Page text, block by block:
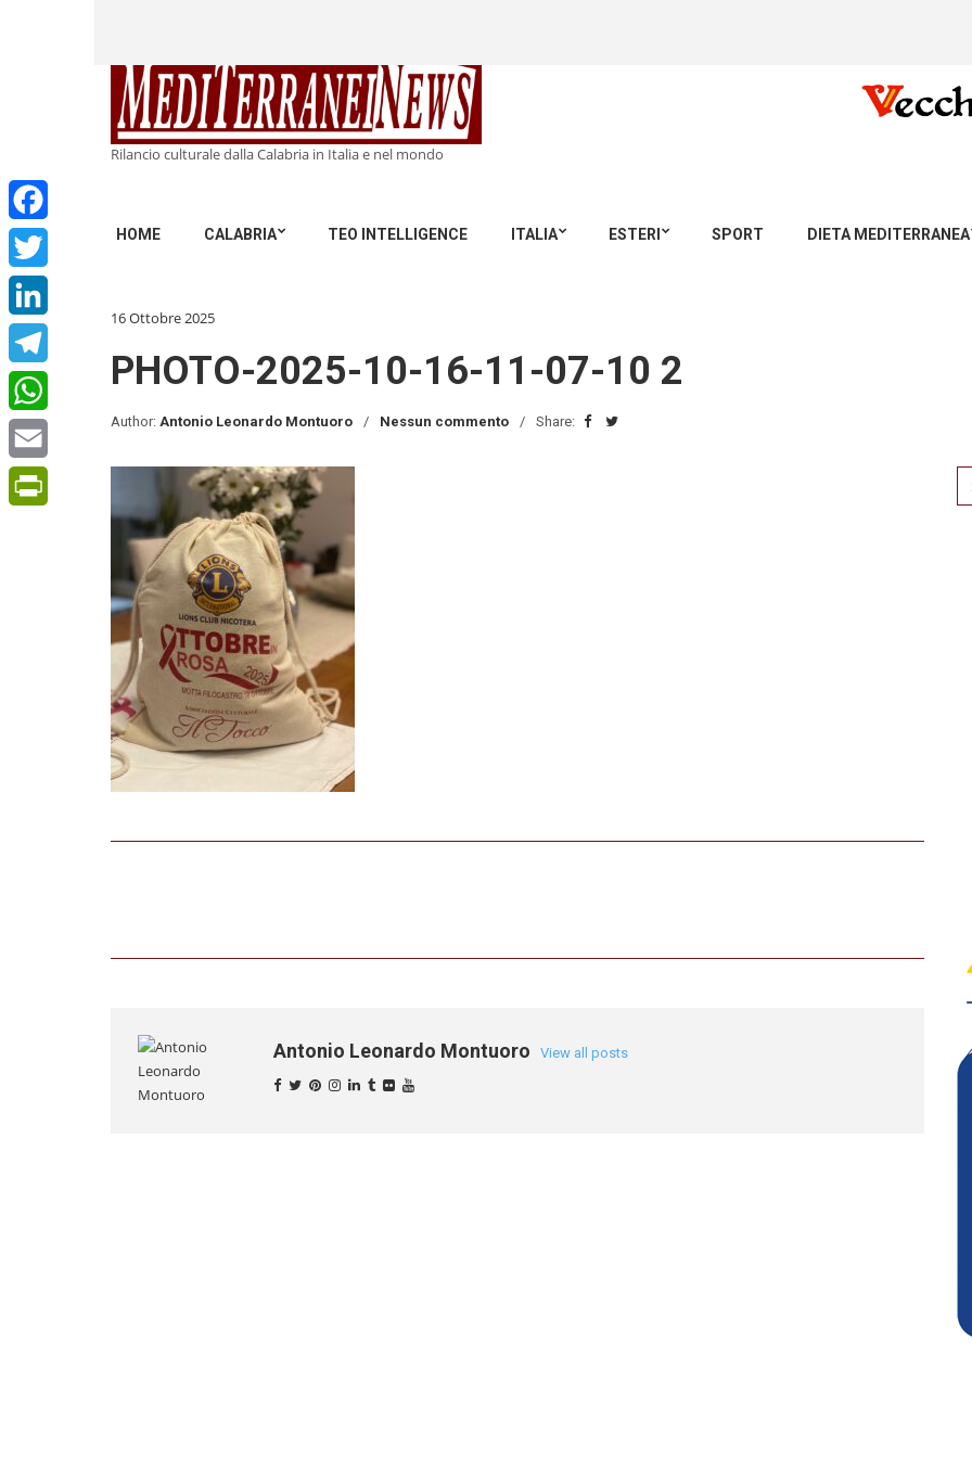
Rilancio culturale dalla Calabria in Italia e nel mondo
HOME CALABRIA TEO INTELLIGENCE ITALIA ESTERI SPORT DIETA MEDITERRANEA
Facebook
Twitter
LinkedIn
Telegram
WhatsApp
Email
16 Ottobre 2025
PHOTO-2025-10-16-11-07-10 2
Author: Antonio Leonardo Montuoro Nessun commento Share:
Antonio Leonardo Montuoro View all posts